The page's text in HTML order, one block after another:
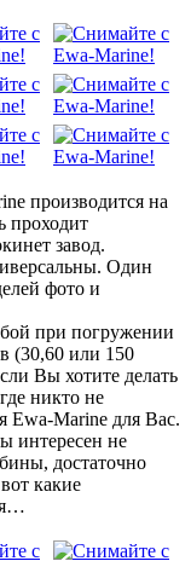
производится на
проходит
завод.
Один
фото и
при погружении
(30,60 или 150
Вы хотите делать
никто не
Ewa-Marine для Вас.
интересен не
достаточно
какие